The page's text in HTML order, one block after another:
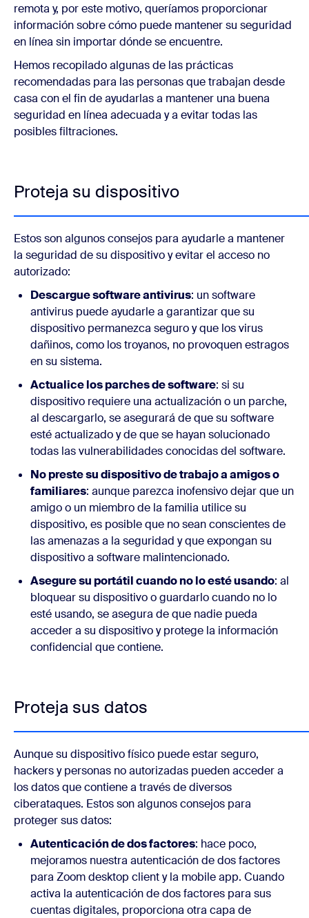
remota y, por este motivo, queríamos proporcionar
información sobre cómo puede mantener su seguridad
en línea sin importar dónde se encuentre.
Hemos recopilado algunas de las prácticas
recomendadas para las personas que trabajan desde
casa con el fin de ayudarlas a mantener una buena
seguridad en línea adecuada y a evitar todas las
posibles filtraciones.
Proteja su dispositivo
Estos son algunos consejos para ayudarle a mantener
la seguridad de su dispositivo y evitar el acceso no
autorizado:
Descargue software antivirus: un software
antivirus puede ayudarle a garantizar que su
dispositivo permanezca seguro y que los virus
dañinos, como los troyanos, no provoquen estragos
en su sistema.
Actualice los parches de software: si su
dispositivo requiere una actualización o un parche,
al descargarlo, se asegurará de que su software
esté actualizado y de que se hayan solucionado
todas las vulnerabilidades conocidas del software.
No preste su dispositivo de trabajo a amigos o
familiares: aunque parezca inofensivo dejar que un
amigo o un miembro de la familia utilice su
dispositivo, es posible que no sean conscientes de
las amenazas a la seguridad y que expongan su
dispositivo a software malintencionado.
Asegure su portátil cuando no lo esté usando: al
bloquear su dispositivo o guardarlo cuando no lo
esté usando, se asegura de que nadie pueda
acceder a su dispositivo y protege la información
confidencial que contiene.
Proteja sus datos
Aunque su dispositivo físico puede estar seguro,
hackers y personas no autorizadas pueden acceder a
los datos que contiene a través de diversos
ciberataques. Estos son algunos consejos para
proteger sus datos:
Autenticación de dos factores: hace poco,
mejoramos nuestra autenticación de dos factores
para Zoom desktop client y la mobile app. Cuando
activa la autenticación de dos factores para sus
cuentas digitales, proporciona otra capa de